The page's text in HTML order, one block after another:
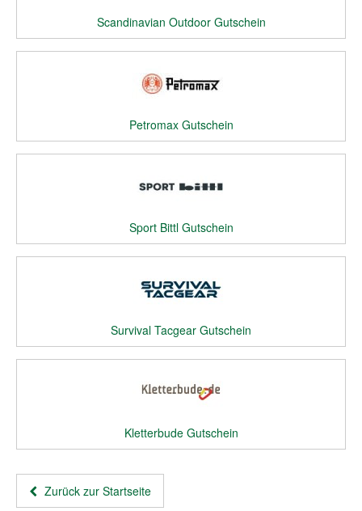
Scandinavian Outdoor Gutschein
Petromax Gutschein
Sport Bittl Gutschein
Survival Tacgear Gutschein
Kletterbude Gutschein
Zurück zur Startseite